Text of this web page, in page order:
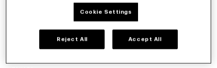
Stone Bleached Black Denim
Cookie Settings
Reject All Accept All